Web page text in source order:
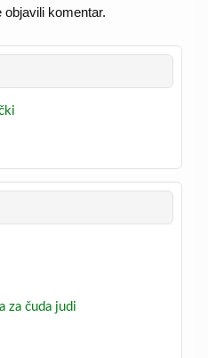
komentar.
za čuda judi